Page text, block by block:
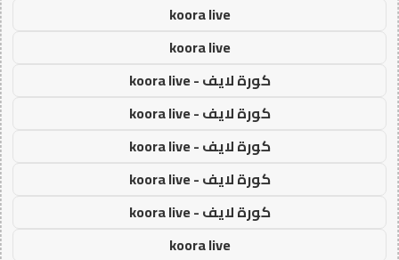
koora live
koora live
كورة لايف - koora live
كورة لايف - koora live
كورة لايف - koora live
كورة لايف - koora live
كورة لايف - koora live
koora live